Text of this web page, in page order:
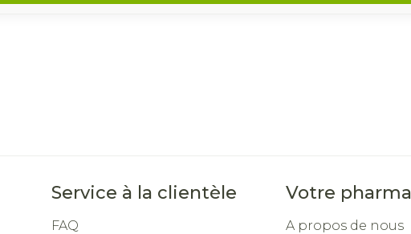
Service à la clientèle
FAQ
Votre
A propos de nous